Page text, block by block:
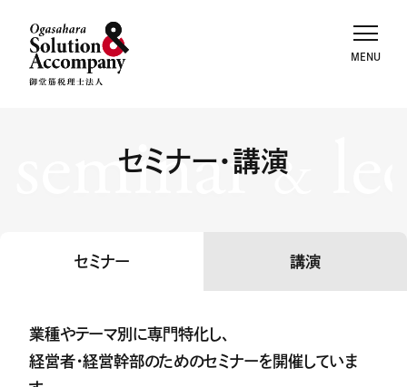
セミナー・講演
seminar&
セミナー 講演
業種やテーマ別に専門特化し、
経営者・経営幹部のためのセミナーを開催していま